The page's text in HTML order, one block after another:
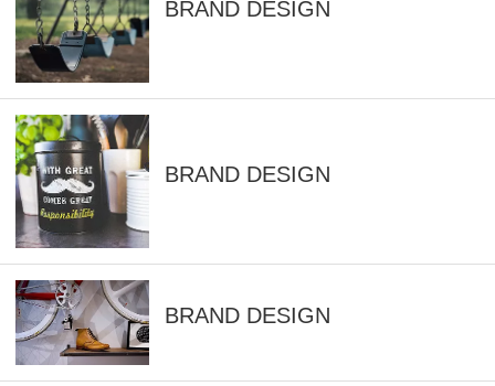
BRAND DESIGN
BRAND DESIGN
BRAND DESIGN